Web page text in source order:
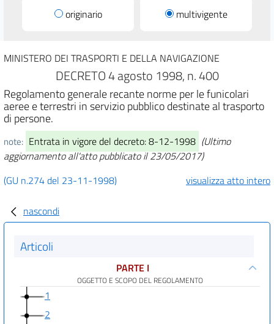
originario multivigente
MINISTERO DEI TRASPORTI E DELLA NAVIGAZIONE
DECRETO 4 agosto 1998, n. 400
Regolamento generale recante norme per le funicolari
aeree e terrestri in servizio pubblico destinate al trasporto
di persone.
note: Entrata in vigore del decreto: 8-12-1998 (Ultimo
aggiornamento all'atto pubblicato il 23/05/2017)
(GU n.274 del 23-11-1998)
visualizza atto intero
nascondi
Articoli
PARTE I
OGGETTO E SCOPO DEL REGOLAMENTO
1
2